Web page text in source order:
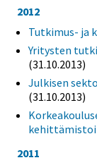
2012
Tutkimus- ja
Yritysten
(31.10.2013)
Julkisen
(31.10.2013)
2011